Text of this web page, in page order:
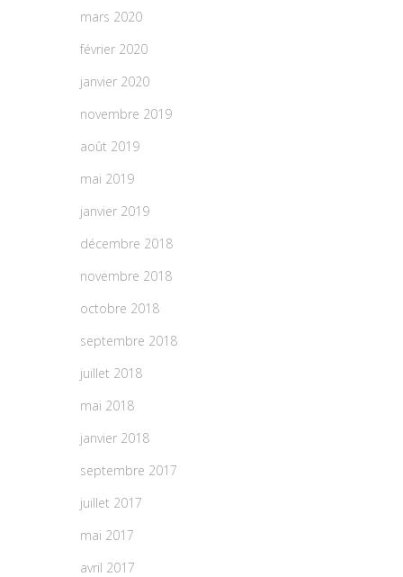
mars 2020
février 2020
janvier 2020
novembre 2019
août 2019
mai 2019
janvier 2019
décembre 2018
novembre 2018
octobre 2018
septembre 2018
juillet 2018
mai 2018
janvier 2018
septembre 2017
juillet 2017
mai 2017
avril 2017